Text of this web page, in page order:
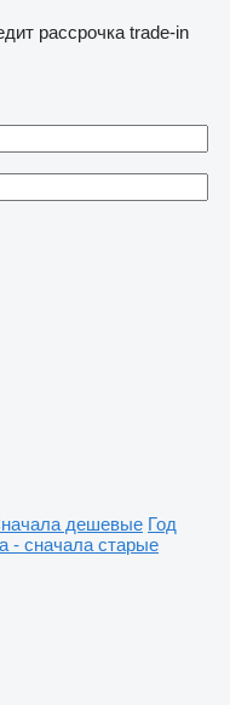
рассрочка trade-in
дешевые Год
- сначала старые